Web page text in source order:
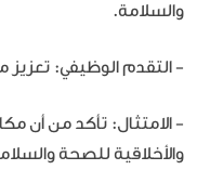
والسلامة.
- التقدم الوظيفي: تعزيز
- الامتثال: تأكد من أن
والأخلاقية للصحة